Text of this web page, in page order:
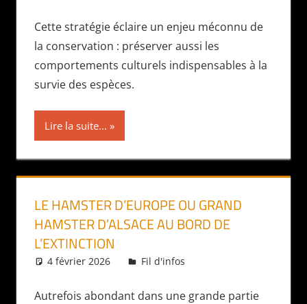
Cette stratégie éclaire un enjeu méconnu de
la conservation : préserver aussi les
comportements culturels indispensables à la
survie des espèces.
Lire la suite...
LE HAMSTER D’EUROPE OU GRAND
HAMSTER D’ALSACE AU BORD DE
L’EXTINCTION
4 février 2026 Daniel
Fil d'infos
Autrefois abondant dans une grande partie